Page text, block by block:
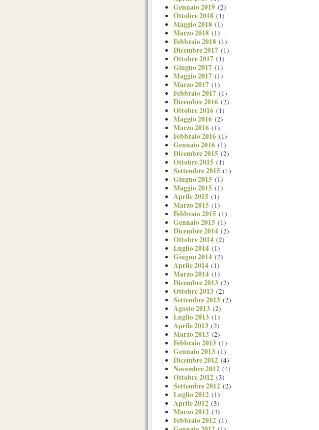
Gennaio 2019 (2)
Ottobre 2018 (1)
Maggio 2018 (1)
Marzo 2018 (1)
Febbraio 2018 (1)
Dicembre 2017 (1)
Ottobre 2017 (1)
Giugno 2017 (1)
Maggio 2017 (1)
Marzo 2017 (1)
Febbraio 2017 (1)
Dicembre 2016 (2)
Ottobre 2016 (1)
Maggio 2016 (2)
Marzo 2016 (1)
Febbraio 2016 (1)
Gennaio 2016 (1)
Dicembre 2015 (2)
Ottobre 2015 (1)
Settembre 2015 (1)
Giugno 2015 (1)
Maggio 2015 (1)
Aprile 2015 (1)
Marzo 2015 (1)
Febbraio 2015 (1)
Gennaio 2015 (1)
Dicembre 2014 (2)
Ottobre 2014 (2)
Luglio 2014 (1)
Giugno 2014 (2)
Aprile 2014 (1)
Marzo 2014 (1)
Dicembre 2013 (2)
Ottobre 2013 (2)
Settembre 2013 (2)
Agosto 2013 (2)
Luglio 2013 (1)
Aprile 2013 (2)
Marzo 2013 (2)
Febbraio 2013 (1)
Gennaio 2013 (1)
Dicembre 2012 (4)
Novembre 2012 (4)
Ottobre 2012 (3)
Settembre 2012 (2)
Luglio 2012 (1)
Aprile 2012 (3)
Marzo 2012 (3)
Febbraio 2012 (1)